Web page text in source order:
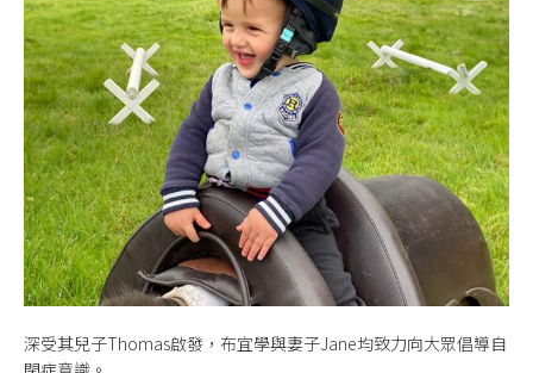
深受其兒子Thomas啟發，布宜學與妻子Jane均致力向大眾倡導自